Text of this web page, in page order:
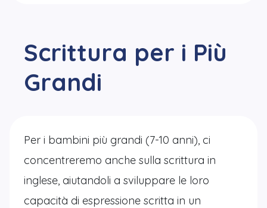
Scrittura per i Più
Grandi
Per i bambini più grandi (7-10 anni), ci
concentreremo anche sulla scrittura in
inglese, aiutandoli a sviluppare le loro
capacità di espressione scritta in un